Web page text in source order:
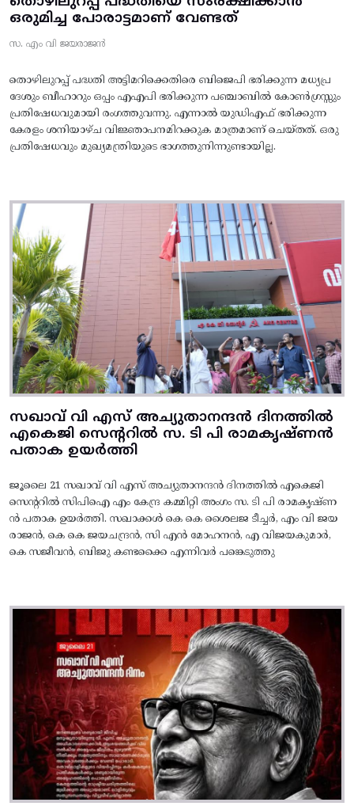
ഒരുമിച്ച പോരാട്ടമാണ് വേണ്ടത്
സ. എം വി ജയരാജൻ
തൊഴിലുറപ്പ് പദ്ധതി അട്ടിമറിക്കെതിരെ ബിജെപി ഭരിക്കുന്ന മധ്യപ്ര
ദേശും ബീഹാറും ഒപ്പം എഎപി ഭരിക്കുന്ന പഞ്ചാബിൽ കോൺഗ്രസ്സും
പ്രതിഷേധവുമായി രംഗത്തുവന്നു. എന്നാൽ യുഡിഎഫ് ഭരിക്കുന്ന
കേരളം ശനിയാഴ്ച വിജ്ഞാപനമിറക്കുക മാത്രമാണ് ചെയ്തത്. ഒരു
പ്രതിഷേധവും മുഖ്യമന്ത്രിയുടെ ഭാഗത്തുനിന്നുണ്ടായില്ല.
സഖാവ് വി എസ് അച്യുതാനന്ദൻ ദിനത്തിൽ
എകെജി സെന്ററിൽ സ. ടി പി രാമകൃഷ്‌ണൻ
പതാക ഉയർത്തി
ജൂലൈ 21 സഖാവ് വി എസ് അച്യുതാനന്ദൻ ദിനത്തിൽ എകെജി
സെന്ററിൽ സിപിഐ എം കേന്ദ്ര കമ്മിറ്റി അംഗം സ. ടി പി രാമകൃഷ്‌ണ
ൻ പതാക ഉയർത്തി. സഖാക്കൾ കെ കെ ശൈലജ ടീച്ചർ, എം വി ജയ
രാജൻ, കെ കെ ജയചന്ദ്രൻ, സി എൻ മോഹനൻ, എ വിജയകുമാർ,
കെ സജീവൻ, ബിജു കണ്ടക്കൈ എന്നിവർ പങ്കെടുത്തു